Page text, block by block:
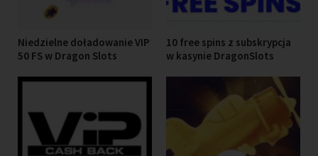
Niedzielne doładowanie VIP
50 FS w Dragon Slots
10 free spins z subskrypcja
w kasynie DragonSlots